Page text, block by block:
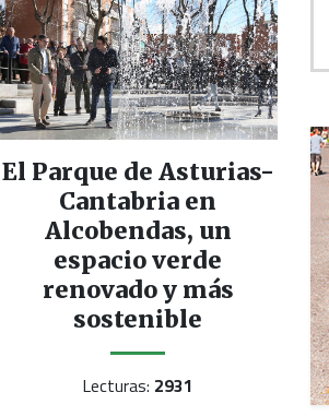
El Parque de Asturias-
Cantabria en
Alcobendas, un
espacio verde
renovado y más
sostenible
Lecturas: 2931